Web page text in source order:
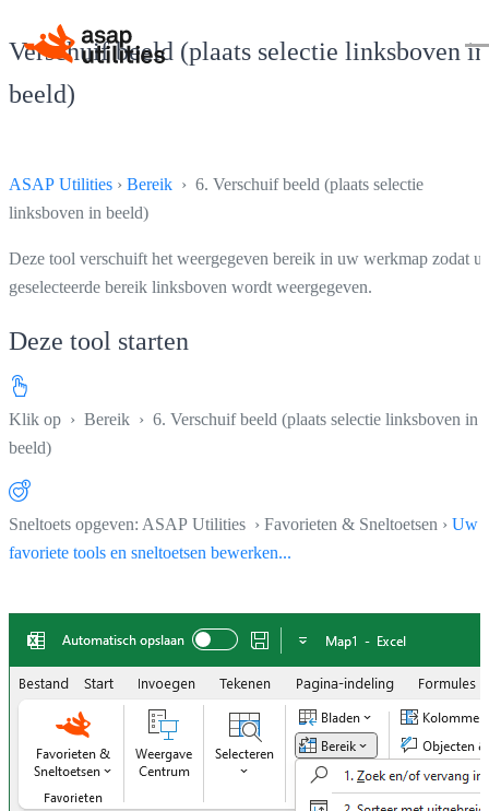
Verschuif beeld (plaats selectie linksboven in
beeld)
ASAP Utilities › Bereik › 6. Verschuif beeld (plaats selectie
linksboven in beeld)
Deze tool verschuift het weergegeven bereik in uw werkmap zodat
geselecteerde bereik linksboven wordt weergegeven.
Deze tool starten
Klik op › Bereik › 6. Verschuif beeld (plaats selectie linksboven in
beeld)
Sneltoets opgeven: ASAP Utilities › Favorieten & Sneltoetsen › Uw
favoriete tools en sneltoetsen bewerken...